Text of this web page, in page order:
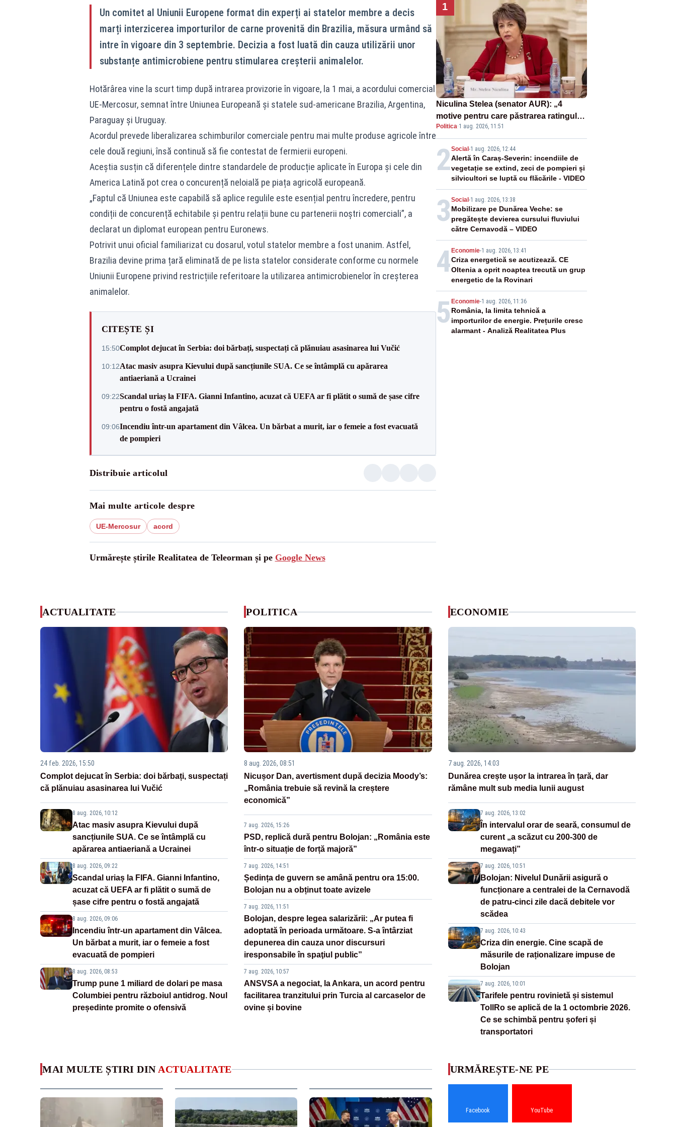
Un comitet al Uniunii Europene format din experți ai statelor membre a decis
marți interzicerea importurilor de carne provenită din Brazilia, măsura urmând să
intre în vigoare din 3 septembrie. Decizia a fost luată din cauza utilizării unor
substanțe antimicrobiene pentru stimularea creșterii animalelor.
Hotărârea vine la scurt timp după intrarea provizorie în vigoare, la 1 mai, a acordului comercial
UE-Mercosur, semnat între Uniunea Europeană și statele sud-americane Brazilia, Argentina,
Paraguay și Uruguay.
Acordul prevede liberalizarea schimburilor comerciale pentru mai multe produse agricole între
cele două regiuni, însă continuă să fie contestat de fermierii europeni.
Aceștia susțin că diferențele dintre standardele de producție aplicate în Europa și cele din
America Latină pot crea o concurență neloială pe piața agricolă europeană.
„Faptul că Uniunea este capabilă să aplice regulile este esențial pentru încredere, pentru
condiții de concurență echitabile și pentru relații bune cu partenerii noștri comerciali”, a
declarat un diplomat european pentru Euronews.
Potrivit unui oficial familiarizat cu dosarul, votul statelor membre a fost unanim. Astfel,
Brazilia devine prima țară eliminată de pe lista statelor considerate conforme cu normele
Uniunii Europene privind restricțiile referitoare la utilizarea antimicrobienelor în creșterea
animalelor.
CITEȘTE ȘI
15:50Complot dejucat în Serbia: doi bărbați, suspectați că plănuiau asasinarea lui Vučić
10:12Atac masiv asupra Kievului după sancțiunile SUA. Ce se întâmplă cu apărarea
antiaeriană a Ucrainei
09:22Scandal uriaș la FIFA. Gianni Infantino, acuzat că UEFA ar fi plătit o sumă de șase cifre
pentru o fostă angajată
09:06Incendiu într-un apartament din Vâlcea. Un bărbat a murit, iar o femeie a fost evacuată
de pompieri
Distribuie articolul
Mai multe articole despre
UE-Mercosur acord
Urmărește știrile Realitatea de Teleorman și pe Google News
1
Niculina Stelea (senator AUR): „4
motive pentru care păstrarea ratingului
de țară nu este o reușită pentru
Guvernul Bolojan”
Politica·1 aug. 2026, 11:51
2Social -1 aug. 2026, 12:44
Alertă în Caraș-Severin: incendiile de
vegetație se extind, zeci de pompieri și
silvicultori se luptă cu flăcările - VIDEO
3 Social -1 aug. 2026, 13:38
Mobilizare pe Dunărea Veche: se
pregătește devierea cursului fluviului
către Cernavodă – VIDEO
4 Economie-1 aug. 2026, 13:41
Criza energetică se acutizează. CE
Oltenia a oprit noaptea trecută un grup
energetic de la Rovinari
5 Economie-1 aug. 2026, 11:36
România, la limita tehnică a
importurilor de energie. Prețurile cresc
alarmant - Analiză Realitatea Plus
ACTUALITATE
24 feb. 2026, 15:50
Complot dejucat în Serbia: doi bărbați, suspectați
că plănuiau asasinarea lui Vučić
8 aug. 2026, 10:12
Atac masiv asupra Kievului după
sancțiunile SUA. Ce se întâmplă cu
apărarea antiaeriană a Ucrainei
8 aug. 2026, 09:22
Scandal uriaș la FIFA. Gianni Infantino,
acuzat că UEFA ar fi plătit o sumă de
șase cifre pentru o fostă angajată
8 aug. 2026, 09:06
Incendiu într-un apartament din Vâlcea.
Un bărbat a murit, iar o femeie a fost
evacuată de pompieri
8 aug. 2026, 08:53
Trump pune 1 miliard de dolari pe masa
Columbiei pentru războiul antidrog. Noul
președinte promite o ofensivă
POLITICA
8 aug. 2026, 08:51
Nicușor Dan, avertisment după decizia Moody’s:
„România trebuie să revină la creștere
economică”
7 aug. 2026, 15:26
PSD, replică dură pentru Bolojan: „România este
într-o situație de forță majoră”
7 aug. 2026, 14:51
Ședința de guvern se amână pentru ora 15:00.
Bolojan nu a obținut toate avizele
7 aug. 2026, 11:51
Bolojan, despre legea salarizării: „Ar putea fi
adoptată în perioada următoare. S-a întârziat
depunerea din cauza unor discursuri
iresponsabile în spaţiul public”
7 aug. 2026, 10:57
ANSVSA a negociat, la Ankara, un acord pentru
facilitarea tranzitului prin Turcia al carcaselor de
ovine și bovine
ECONOMIE
7 aug. 2026, 14:03
Dunărea crește ușor la intrarea în țară, dar
rămâne mult sub media lunii august
7 aug. 2026, 13:02
În intervalul orar de seară, consumul de
curent „a scăzut cu 200-300 de
megawați”
7 aug. 2026, 10:51
Bolojan: Nivelul Dunării asigură o
funcționare a centralei de la Cernavodă
de patru-cinci zile dacă debitele vor
scădea
7 aug. 2026, 10:43
Criza din energie. Cine scapă de
măsurile de raționalizare impuse de
Bolojan
7 aug. 2026, 10:01
Tarifele pentru rovinietă și sistemul
TollRo se aplică de la 1 octombrie 2026.
Ce se schimbă pentru șoferi și
transportatori
MAI MULTE ȘTIRI DIN ACTUALITATE URMĂREȘTE-NE PE
Facebook YouTube